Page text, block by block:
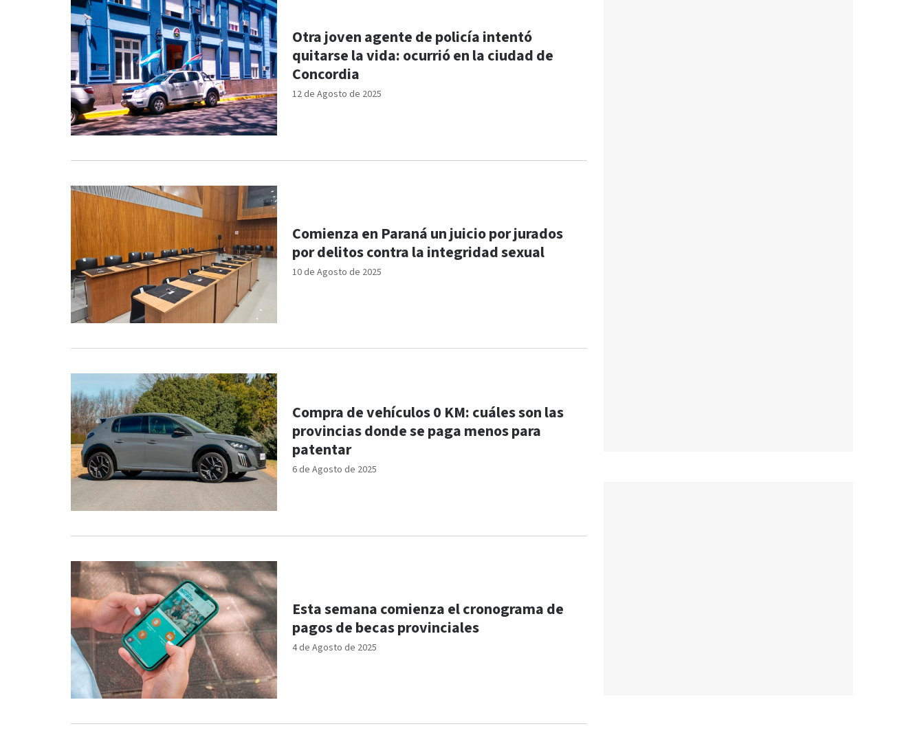
12 de Agosto de 2025
Otra joven agente de policía intentó
quitarse la vida: ocurrió en la ciudad de
Concordia
10 de Agosto de 2025
Comienza en Paraná un juicio por jurados
por delitos contra la integridad sexual
6 de Agosto de 2025
Compra de vehículos 0 KM: cuáles son las
provincias donde se paga menos para
patentar
4 de Agosto de 2025
Esta semana comienza el cronograma de
pagos de becas provinciales